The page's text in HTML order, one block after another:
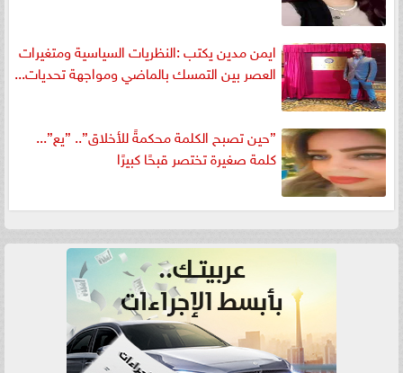
ايمن مدين يكتب :النظريات السياسية ومتغيرات
العصر بين التمسك بالماضي ومواجهة تحديات...
”حين تصبح الكلمة محكمةً للأخلاق”.. ”يع”...
كلمة صغيرة تختصر قبحًا كبيرًا